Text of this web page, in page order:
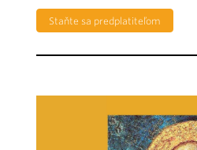
Staňte sa predplatiteľom